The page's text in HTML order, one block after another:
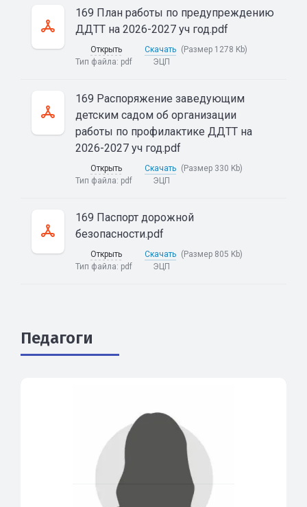
169 План работы по предупреждению
ДДТТ на 2026-2027 уч год.pdf
Открыть Скачать (Размер 1278 Kb)
Тип файла: pdf ЭЦП
169 Распоряжение заведующим
детским садом об организации
работы по профилактике ДДТТ на
2026-2027 уч год.pdf
Открыть Скачать (Размер 330 Kb)
Тип файла: pdf ЭЦП
169 Паспорт дорожной
безопасности.pdf
Открыть Скачать (Размер 805 Kb)
Тип файла: pdf ЭЦП
Педагоги